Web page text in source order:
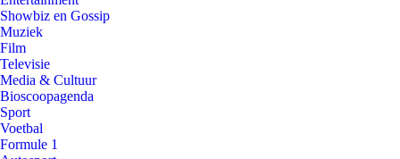
Showbiz en Gossip
Muziek
Film
Televisie
Media & Cultuur
Bioscoopagenda
Sport
Voetbal
Formule 1